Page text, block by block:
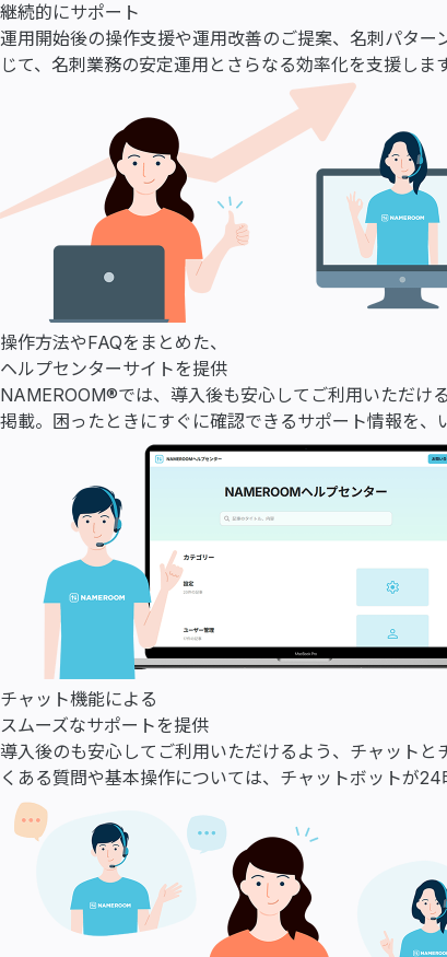
継続的にサポート
運用開始後の操作支援や運用改善のご提案、名刺パタ
じて、名刺業務の安定運用とさらなる効率化を支援します
操作方法やFAQをまとめた、
ヘルプセンターサイトを提供
NAMEROOM®では、導入後も安心してご利用いただけ
掲載。困ったときにすぐに確認できるサポート情報を、
チャット機能による
スムーズなサポートを提供
導入後のも安心してご利用いただけるよう、チャット
くある質問や基本操作については、チャットボットが